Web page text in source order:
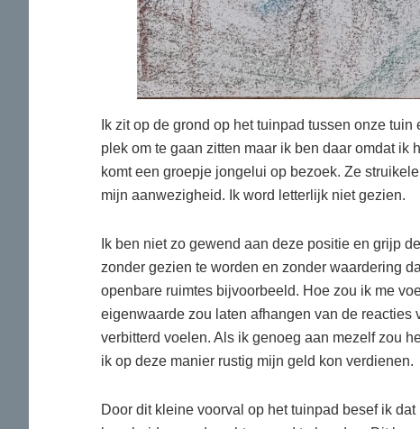
Ik zit op de grond op het tuinpad tussen onze
plek om te gaan zitten maar ik ben daar omdat
komt een groepje jongelui op bezoek. Ze
mijn aanwezigheid. Ik word letterlijk niet gezien.
Ik ben niet zo gewend aan deze positie en grijp
zonder gezien te worden en zonder waardering
openbare ruimtes bijvoorbeeld. Hoe zou ik me
eigenwaarde zou laten afhangen van de reacties
verbitterd voelen. Als ik genoeg aan mezelf zou
ik op deze manier rustig mijn geld kon verdienen.
Door dit kleine voorval op het tuinpad besef ik